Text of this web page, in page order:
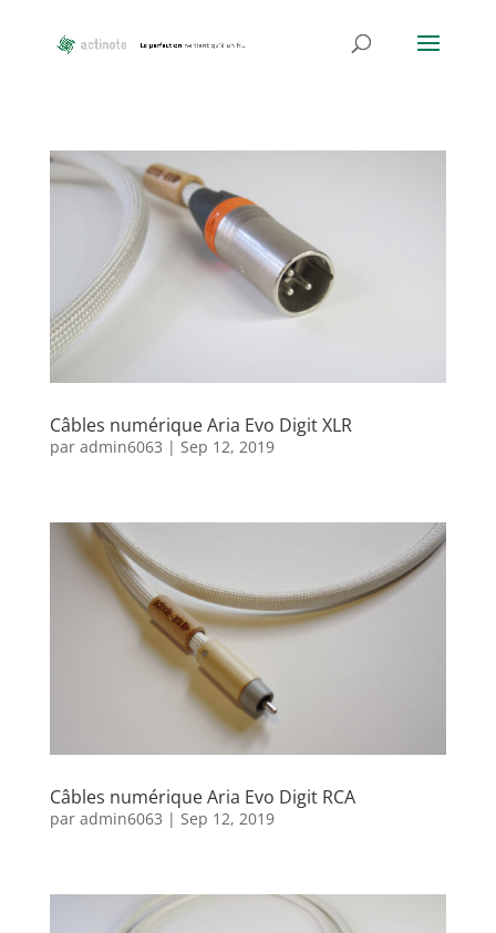
Câbles numérique Aria Evo Digit XLR
par admin6063 | Sep 12, 2019
Câbles numérique Aria Evo Digit RCA
par admin6063 | Sep 12, 2019